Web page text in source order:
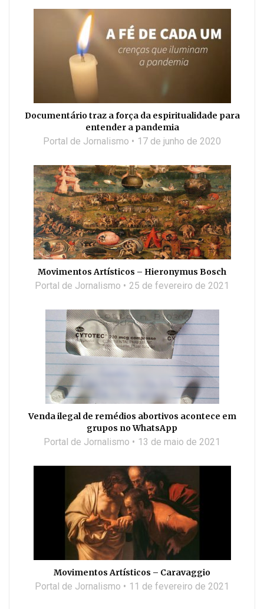
Documentário traz a força da espiritualidade para
entender a pandemia
Portal de Jornalismo 17 de junho de 2020
Movimentos Artísticos – Hieronymus Bosch
Portal de Jornalismo 25 de fevereiro de 2021
Venda ilegal de remédios abortivos acontece em
grupos no WhatsApp
Portal de Jornalismo 13 de maio de 2021
Movimentos Artísticos – Caravaggio
Portal de Jornalismo 11 de fevereiro de 2021